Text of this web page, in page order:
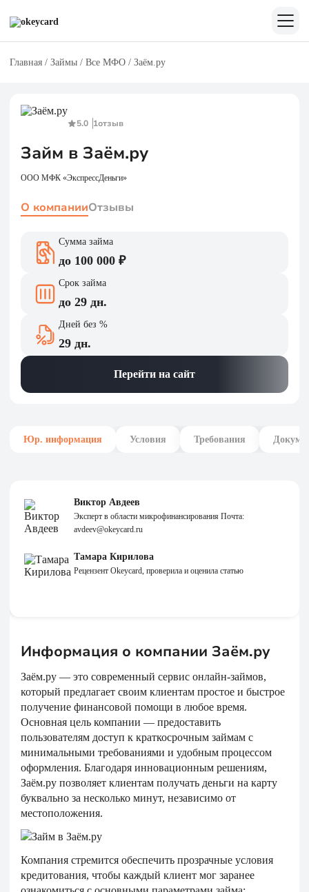
Главная / Займы / Все МФО / Заём.ру
5.0 1отзыв
Займ в Заём.ру
ООО МФК «ЭкспрессДеньги»
О компанииОтзывы
Сумма займа
до 100 000 ₽
Срок займа
до 29 дн.
Дней без %
29 дн.
Перейти на сайт
Юр. информация Условия Требования
Виктор Авдеев
Эксперт в области микрофинансирования Почта:
avdeev@okeycard.ru
Тамара Кирилова
Рецензент Okeycard, проверила и оценила статью
Информация о компании Заём.ру
Заём.ру — это современный сервис онлайн-займов,
который предлагает своим клиентам простое и быстрое
получение финансовой помощи в любое время.
Основная цель компании — предоставить
пользователям доступ к краткосрочным займам с
минимальными требованиями и удобным процессом
оформления. Благодаря инновационным решениям,
Заём.ру позволяет клиентам получать деньги на карту
буквально за несколько минут, независимо от
местоположения.
Компания стремится обеспечить прозрачные условия
кредитования, чтобы каждый клиент мог заранее